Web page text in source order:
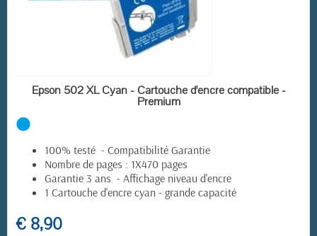
EN STOCK
Epson 502 XL Cyan - Cartouche d'encre compatible -
Premium
100% testé - Compatibilité Garantie
Nombre de pages : 1X470 pages
Garantie 3 ans - Affichage niveau d'encre
1 Cartouche d'encre cyan - grande capacité
€ 8,90